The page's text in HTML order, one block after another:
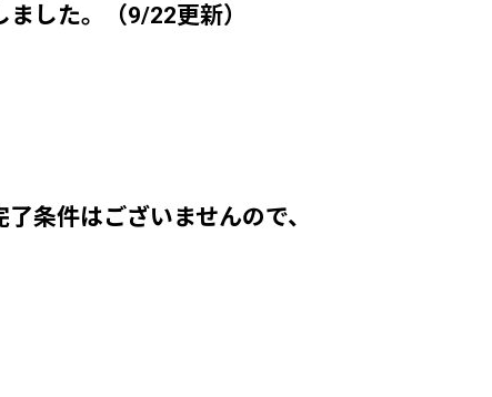
した。（9/22更新）
条件はございませんので、